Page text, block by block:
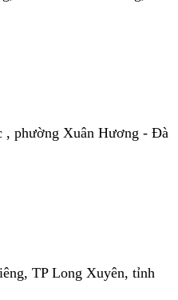
, phường Xuân Hương - Đà
TP Long Xuyên, tỉnh